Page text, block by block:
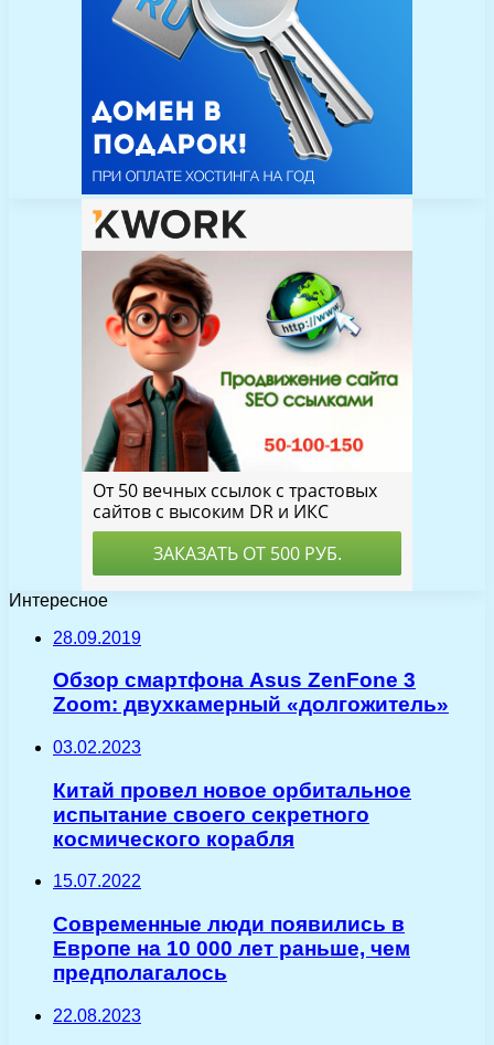
Интересное
28.09.2019
Обзор смартфона Asus ZenFone 3
Zoom: двухкамерный «долгожитель»
03.02.2023
Китай провел новое орбитальное
испытание своего секретного
космического корабля
15.07.2022
Современные люди появились в
Европе на 10 000 лет раньше, чем
предполагалось
22.08.2023